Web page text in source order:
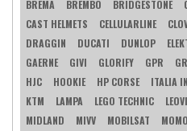
BREMA
BREMBO BRIDGESTONE
CAST HELMETS
CELLULARLINE
DRAGGIN
DUCATI DUNLOP
GAERNE
GIVI GLORIFY GPR
HJC
HOOKIE HP CORSE ITALIA
KTM
LAMPA LEGO TECHNIC
MIDLAND
MIVV MOBILSAT